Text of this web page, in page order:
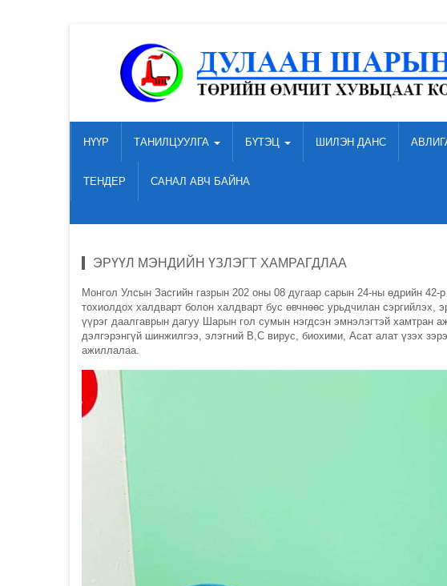
НҮҮР ТАНИЛЦУУЛГА БҮТЭЦ ШИЛЭН ДАНС
ТЕНДЕР САНАЛ АВЧ БАЙНА
ЭРҮҮЛ МЭНДИЙН ҮЗЛЭГТ ХАМРАГДЛАА
Монгол Улсын Засгийн газрын 202 оны 08 дугаар сарын 24-ны өдрийн
тохиолдох халдварт болон халдварт бус өвчнөөс урьдчилан сэргийлэх,
үүрэг даалгаврын дагуу Шарын гол сумын нэгдсэн эмнэлэгтэй хамтран
дэлгэрэнгүй шинжилгээ, элэгний В,С вирус, биохими, Асат алат үзэх
ажиллалаа.